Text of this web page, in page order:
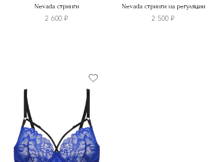
Nevada стринги
2 600₽
вариаций.
Опции
можно
выбрать
странице
товара.
Nevada стринги на регуляции
2 500₽